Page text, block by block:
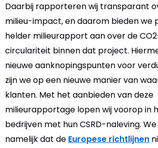
Daarbij rapporteren wij transparant
milieu-impact, en daarom bieden we
helder milieurapport aan over de
circulariteit binnen dat project.
nieuwe aanknopingspunten voor
zijn we op een nieuwe manier van
klanten. Met het aanbieden van deze
milieurapportage lopen wij voorop in
bedrijven met hun CSRD-naleving.
namelijk dat de Europese richtlijnen